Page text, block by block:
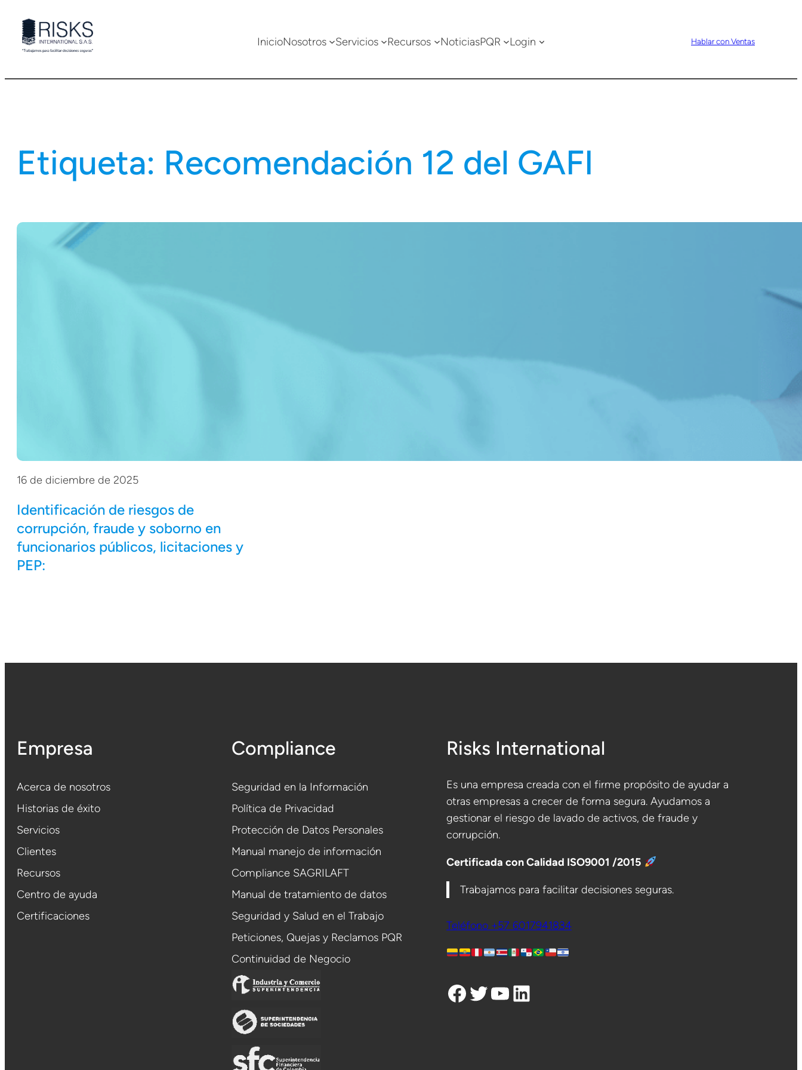
contenido
InicioNosotros Servicios Recursos NoticiasPQR Login Hablar con Ventas
Etiqueta: Recomendación 12 del GAFI
16 de diciembre de 2025
Identificación de riesgos de
corrupción, fraude y soborno en
funcionarios públicos, licitaciones y
PEP:
Empresa
Acerca de nosotros
Historias de éxito
Servicios
Clientes
Recursos
Centro de ayuda
Certificaciones
Compliance
Seguridad en la Información
Política de Privacidad
Protección de Datos Personales
Manual manejo de información
Compliance SAGRILAFT
Manual de tratamiento de datos
Seguridad y Salud en el Trabajo
Peticiones, Quejas y Reclamos PQR
Continuidad de Negocio
Risks International
Es una empresa creada con el firme propósito de ayudar a
otras empresas a crecer de forma segura. Ayudamos a
gestionar el riesgo de lavado de activos, de fraude y
corrupción.
Certificada con Calidad ISO9001 /2015
Trabajamos para facilitar decisiones seguras.
Teléfono +57 6017941834
Facebook Twitter YouTube LinkedIn